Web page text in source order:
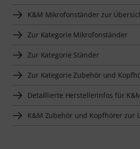
K&M Mikrofonständer zur
Zur Kategorie Mikrofonständer
Zur Kategorie Ständer
Zur Kategorie Zubehör und
Detaillierte Herstellerinfos für
K&M Zubehör und Kopfhörer zur